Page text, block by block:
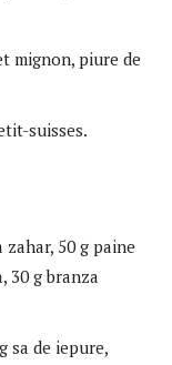
mignon, piure de
suisses.
50 g paine
30 g branza
sa de iepure,